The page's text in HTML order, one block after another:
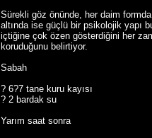
Sürekli göz önünde, her daim
altında ise güçlü bir psikolojik yapı
içtiğine çok özen gösterdiğini her
koruduğunu belirtiyor.
Sabah
? 6?7 tane kuru kayısı
? 2 bardak su
Yarım saat sonra